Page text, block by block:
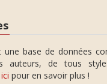
une base de données
auteurs, de tous
pour en savoir plus !